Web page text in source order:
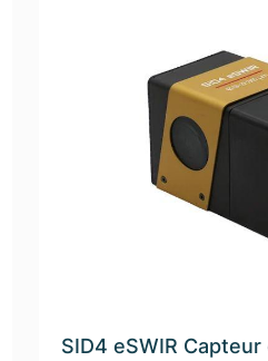
SID4 eSWIR